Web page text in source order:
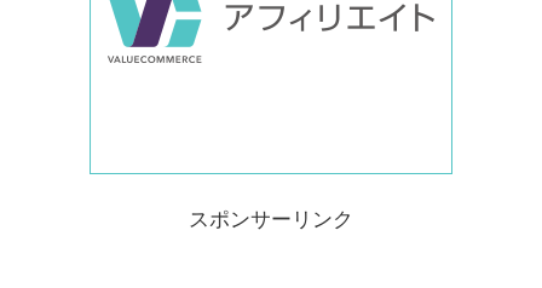
スポンサーリンク